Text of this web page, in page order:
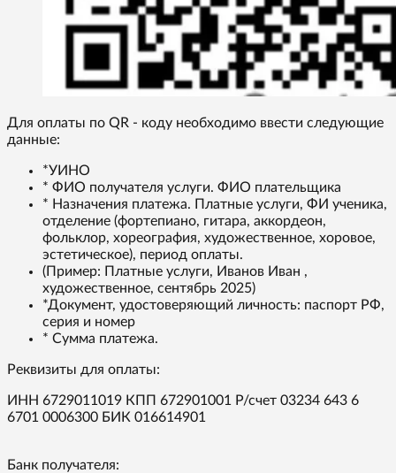
Для оплаты по QR - коду необходимо ввести следующие
данные:
*УИНО
* ФИО получателя услуги. ФИО плательщика
* Назначения платежа. Платные услуги, ФИ ученика,
отделение (фортепиано, гитара, аккордеон,
фольклор, хореография, художественное, хоровое,
эстетическое), период оплаты.
(Пример: Платные услуги, Иванов Иван ,
художественное, сентябрь 2025)
*Документ, удостоверяющий личность: паспорт РФ,
серия и номер
* Сумма платежа.
Реквизиты для оплаты:
ИНН 6729011019 КПП 672901001 Р/счет 03234 643 6
6701 0006300 БИК 016614901
Банк получателя: